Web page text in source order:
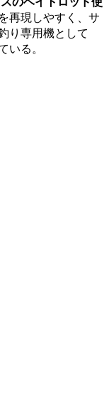
再現しやすく、サ
り専用機として
いる。